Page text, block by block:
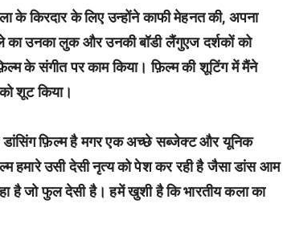
के किरदार के लिए उन्होंने काफी मेहनत की, अपना
का उनका लुक और उनकी बॉडी लैंगुएज दर्शकों को
के संगीत पर काम किया। फ़िल्म की शूटिंग में मैंने
शूट किया।
डांसिंग फ़िल्म है मगर एक अच्छे सब्जेक्ट और यूनिक
हमारे उसी देसी नृत्य को पेश कर रही है जैसा डांस आम
है जो फुल देसी है। हमें खुशी है कि भारतीय कला का